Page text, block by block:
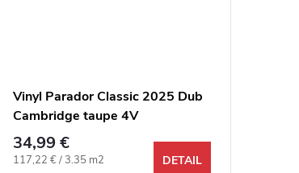
Vinyl Parador Classic 2025 Dub
Cambridge taupe 4V
34,99 €
Jednotková cena:
117,22 € / 3.35 m2
DETAIL